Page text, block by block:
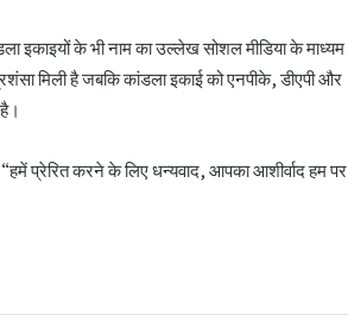
इकाइयों के भी नाम का उल्लेख सोशल मीडिया के माध्यम
मिली है जबकि कांडला इकाई को एनपीके, डीएपी और
प्रेरित करने के लिए धन्यवाद, आपका आशीर्वाद हम पर
पीएम-किसान योजना के विस्तार का संघानी ने किया